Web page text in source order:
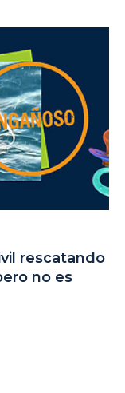
rescatando
no es